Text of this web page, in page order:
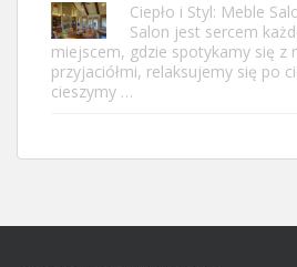
Ciepło i Styl: Meble
Salon jest sercem
miejscem, gdzie spotykamy się z
przyjaciółmi, relaksujemy się po
cieszymy …